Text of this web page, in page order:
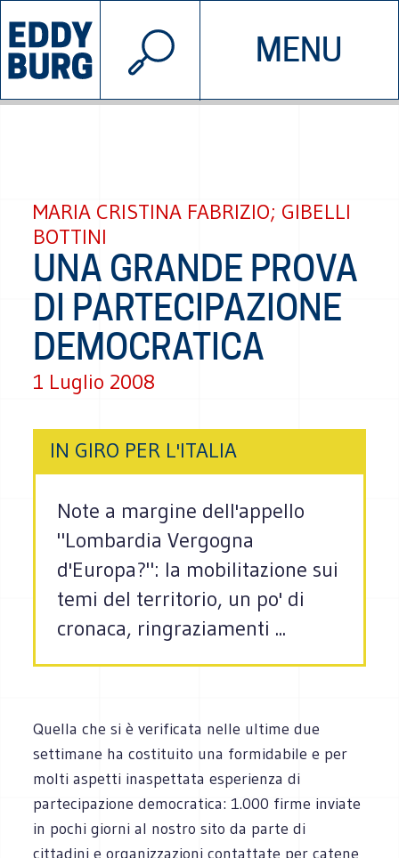
MENU
INIZIATIVE CHI SIAMO
© 2026 EDDYBURG
MARIA CRISTINA FABRIZIO; GIBELLI
BOTTINI
UNA GRANDE PROVA
DI PARTECIPAZIONE
DEMOCRATICA
1 Luglio 2008
IN GIRO PER L'ITALIA
Note a margine dell'appello
"Lombardia Vergogna
d'Europa?": la mobilitazione sui
temi del territorio, un po' di
cronaca, ringraziamenti ...
Quella che si è verificata nelle ultime due
settimane ha costituito una formidabile e per
molti aspetti inaspettata esperienza di
partecipazione democratica: 1.000 firme inviate
in pochi giorni al nostro sito da parte di
cittadini e organizzazioni contattate per catene